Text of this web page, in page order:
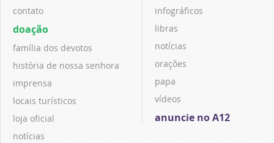
contato
doação
família dos devotos
história de nossa senhora
imprensa
locais turísticos
loja oficial
notícias
infográficos
libras
notícias
orações
papa
vídeos
anuncie no A12